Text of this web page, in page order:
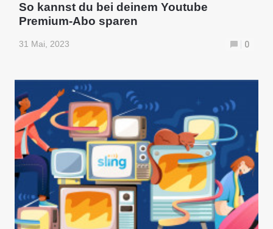
So kannst du bei deinem Youtube
Premium-Abo sparen
31 Mai, 2023 0